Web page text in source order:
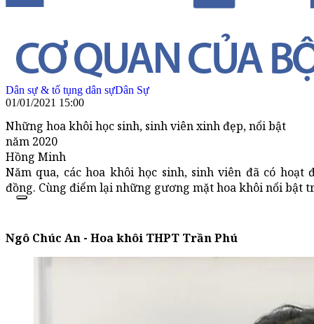
Dân sự & tố tụng dân sựDân Sự
01/01/2021 15:00
Những hoa khôi học sinh, sinh viên xinh đẹp, nổi bật
năm 2020
Hồng Minh
Năm qua, các hoa khôi học sinh, sinh viên đã có
đồng. Cùng điểm lại những gương mặt hoa khôi nổi bật
Ngô Chúc An - Hoa khôi THPT Trần Phú